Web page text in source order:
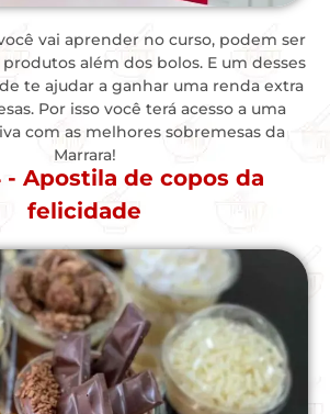
vai aprender no curso, podem ser
além dos bolos. E um desses
te ajudar a ganhar uma renda extra
Por isso você terá acesso a uma
com as melhores sobremesas da
Marrara!
- Apostila de copos da
felicidade